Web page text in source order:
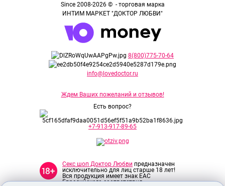
Since 2008-2026 © - торговая марка
ИНТИМ МАРКЕТ "ДОКТОР ЛЮБВИ"
8(800)775-70-64
info@lovedoctor.ru
Ждем Ваших пожеланий и отзывов!
Есть вопрос?
+7-913-917-89-65
Секс шоп Доктор Любви предназначен
исключительно для лиц старше 18 лет!
Вся продукция имеет знак EAC
Евразийского соответствия.